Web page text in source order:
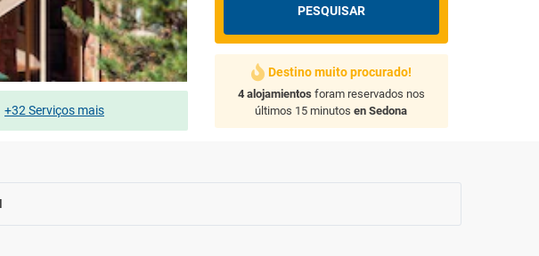
+32 Serviços mais
PESQUISAR
Destino muito procurado!
4 alojamientos foram reservados nos
últimos 15 minutosen Sedona